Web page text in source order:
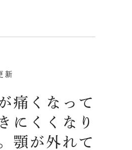
新
痛くなって
にくくなり
顎が外れて